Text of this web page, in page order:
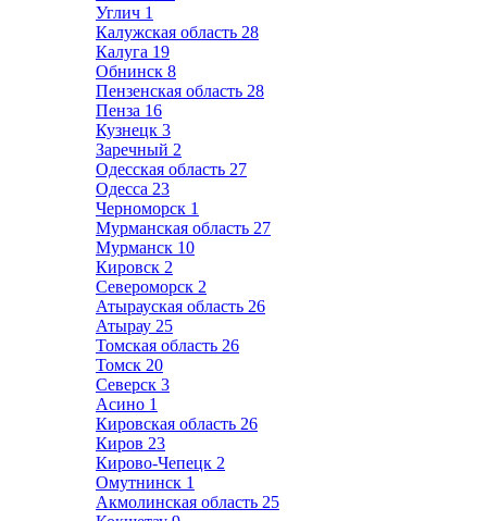
Углич 1
Калужская область 28
Калуга 19
Обнинск 8
Пензенская область 28
Пенза 16
Кузнецк 3
Заречный 2
Одесская область 27
Одесса 23
Черноморск 1
Мурманская область 27
Мурманск 10
Кировск 2
Североморск 2
Атырауская область 26
Атырау 25
Томская область 26
Томск 20
Северск 3
Асино 1
Кировская область 26
Киров 23
Кирово-Чепецк 2
Омутнинск 1
Акмолинская область 25